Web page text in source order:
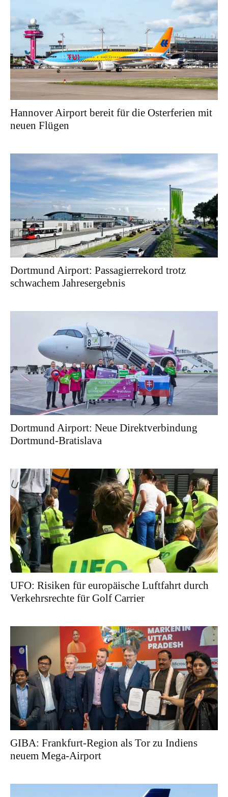
Hannover Airport bereit für die Osterferien mit
neuen Flügen
Dortmund Airport: Passagierrekord trotz
schwachem Jahresergebnis
Dortmund Airport: Neue Direktverbindung
Dortmund-Bratislava
UFO: Risiken für europäische Luftfahrt durch
Verkehrsrechte für Golf Carrier
GIBA: Frankfurt-Region als Tor zu Indiens
neuem Mega-Airport